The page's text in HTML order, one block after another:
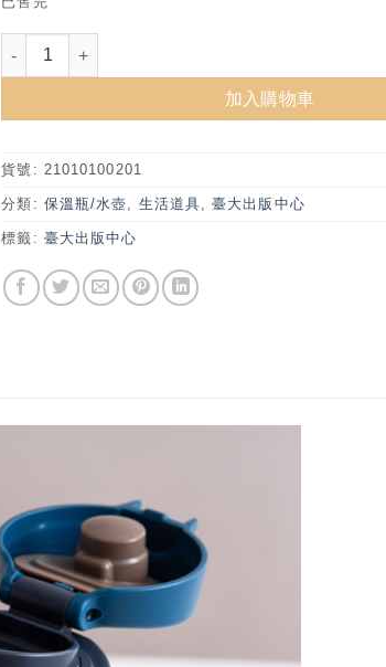
NTU x TIGER虎牌 超輕量彈蓋保溫瓶 480ml 數量
加入購物車
貨號: 21010100201
分類: 保溫瓶/水壺, 生活道具,臺大出版中心
標籤: 臺大出版中心